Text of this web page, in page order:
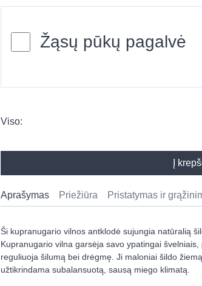
Žąsų pūkų pagalvė
Viso:
Į
Aprašymas Priežiūra Pristatymas ir
Ši kupranugario vilnos antklodė sujungia natūralią
Kupranugario vilna garsėja savo ypatingai
reguliuoja šilumą bei drėgmę. Ji maloniai šildo
užtikrindama subalansuotą, sausą miego klimatą.